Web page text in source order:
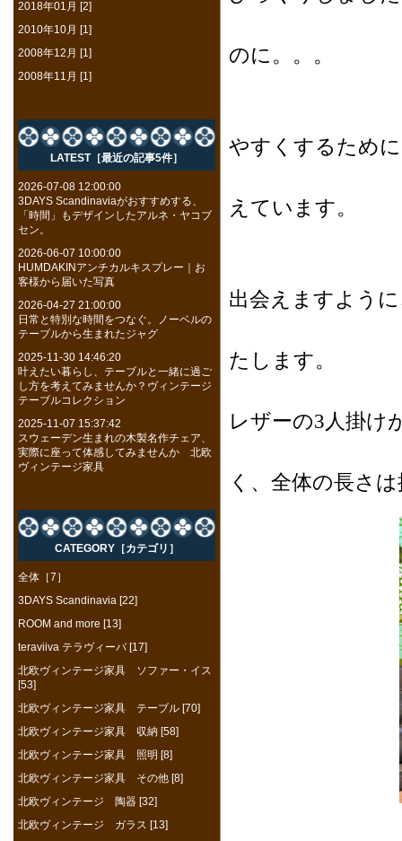
のに。。。
やすくするため
えています。
出会えますよう
たします。
レザーの3人掛け
く、全体の長さ
2018年01月 [2]
2010年10月 [1]
2008年12月 [1]
2008年11月 [1]
LATEST［最近の記事5件］
2026-07-08 12:00:00
3DAYS Scandinaviaがおすすめする、
「時間」もデザインしたアルネ・ヤコブ
セン。
2026-06-07 10:00:00
HUMDAKINアンチカルキスプレー｜お
客様から届いた写真
2026-04-27 21:00:00
日常と特別な時間をつなぐ。ノーベルの
テーブルから生まれたジャグ
2025-11-30 14:46:20
叶えたい暮らし、テーブルと一緒に過ご
し方を考えてみませんか？ヴィンテージ
テーブルコレクション
2025-11-07 15:37:42
スウェーデン生まれの木製名作チェア、
実際に座って体感してみませんか 北欧
ヴィンテージ家具
CATEGORY［カテゴリ］
全体［7］
3DAYS Scandinavia [22]
ROOM and more [13]
teraviiva テラヴィーバ [17]
北欧ヴィンテージ家具 ソファー・イス
[53]
北欧ヴィンテージ家具 テーブル [70]
北欧ヴィンテージ家具 収納 [58]
北欧ヴィンテージ家具 照明 [8]
北欧ヴィンテージ家具 その他 [8]
北欧ヴィンテージ 陶器 [32]
北欧ヴィンテージ ガラス [13]